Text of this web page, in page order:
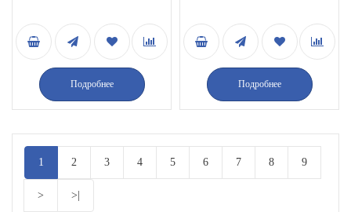
Подробнее Подробнее
1 2 3 4 5 6 7 8 9
> >|